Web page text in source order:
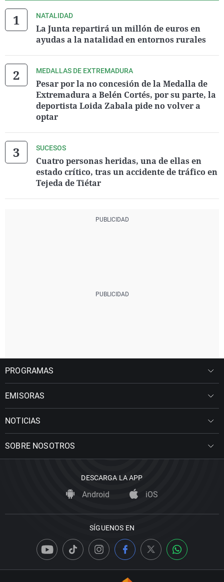
NATALIDAD
La Junta repartirá un millón de euros en
ayudas a la natalidad en entornos rurales
MEDALLAS DE EXTREMADURA
Pesar por la no concesión de la Medalla de
Extremadura a Belén Cortés, por su parte, la
deportista Loida Zabala pide no volver a
optar
SUCESOS
Cuatro personas heridas, una de ellas en
estado crítico, tras un accidente de tráfico en
Tejeda de Tiétar
PROGRAMAS
EMISORAS
NOTICIAS
SOBRE NOSOTROS
DESCARGA LA APP
Android iOS
SÍGUENOS EN